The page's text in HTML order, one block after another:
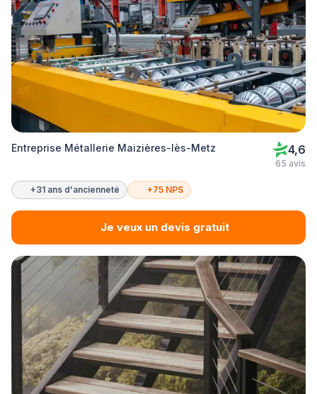
Entreprise Métallerie Maizières-lès-Metz 4,6
65 avis
+31 ans d'ancienneté +75 NPS
Je veux un devis gratuit